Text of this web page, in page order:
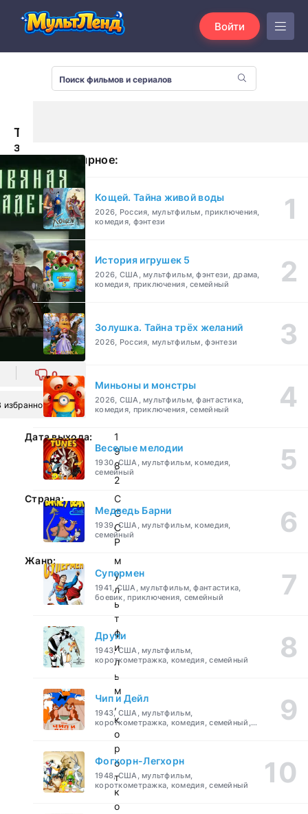
Войти
Травяная
западенка
0
избранное
Дата выхода:
1
9
8
2
Страна:
С
С
С
Р
Жанр:
м
у
л
ь
т
ф
и
л
ь
м
,
к
о
р
о
т
к
о
Популярное:
Кощей. Тайна живой воды
2026, Россия, мультфильм, приключения,
комедия, фэнтези
История игрушек 5
2026, США, мультфильм, фэнтези, драма,
комедия, приключения, семейный
Золушка. Тайна трёх желаний
2026, Россия, мультфильм, фэнтези
Миньоны и монстры
2026, США, мультфильм, фантастика,
комедия, приключения, семейный
Веселые мелодии
1930, США, мультфильм, комедия,
семейный
Медведь Барни
1939, США, мультфильм, комедия,
семейный
Супермен
1941, США, мультфильм, фантастика,
боевик, приключения, семейный
Друпи
1943, США, мультфильм,
короткометражка, комедия, семейный
Чип и Дейл
1943, США, мультфильм,
короткометражка, комедия, семейный,
детский
Фогхорн-Легхорн
1948, США, мультфильм,
короткометражка, комедия, семейный